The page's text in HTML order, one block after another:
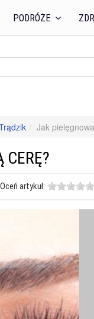
PODRÓŻE
Jak
CERĘ?
Oceń artykuł: